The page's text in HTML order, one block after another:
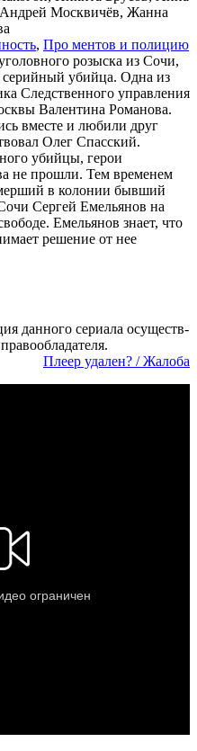
Москвичёв, Жанна
, Про мен­тов и по­ли­цию
розыска из Сочи,
серийный убийца. Одна из
Следственного управления
Валентина Романова.
вместе и любили друг
Олег Спасский.
убийцы, герои
не прошли. Тем временем
в колонии бывший
Сергей Емельянов на
Емельянов знает, что
решение от нее
дан­но­го се­риа­ла осу­ще­ст­в­
Пле­ер уда­лен? / Жа­ло­ба